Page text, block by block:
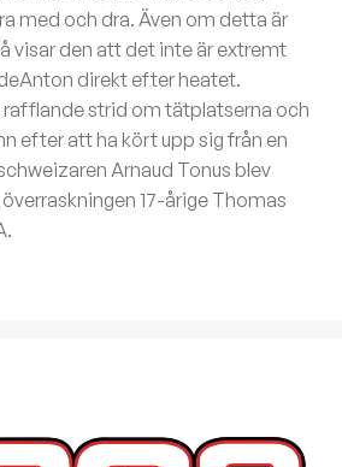
med och dra. Även om detta är
visar den att det inte är extremt
direkt efter heatet.
rafflande strid om tätplatserna och
efter att ha kört upp sig från en
Arnaud Tonus blev
17-årige Thomas